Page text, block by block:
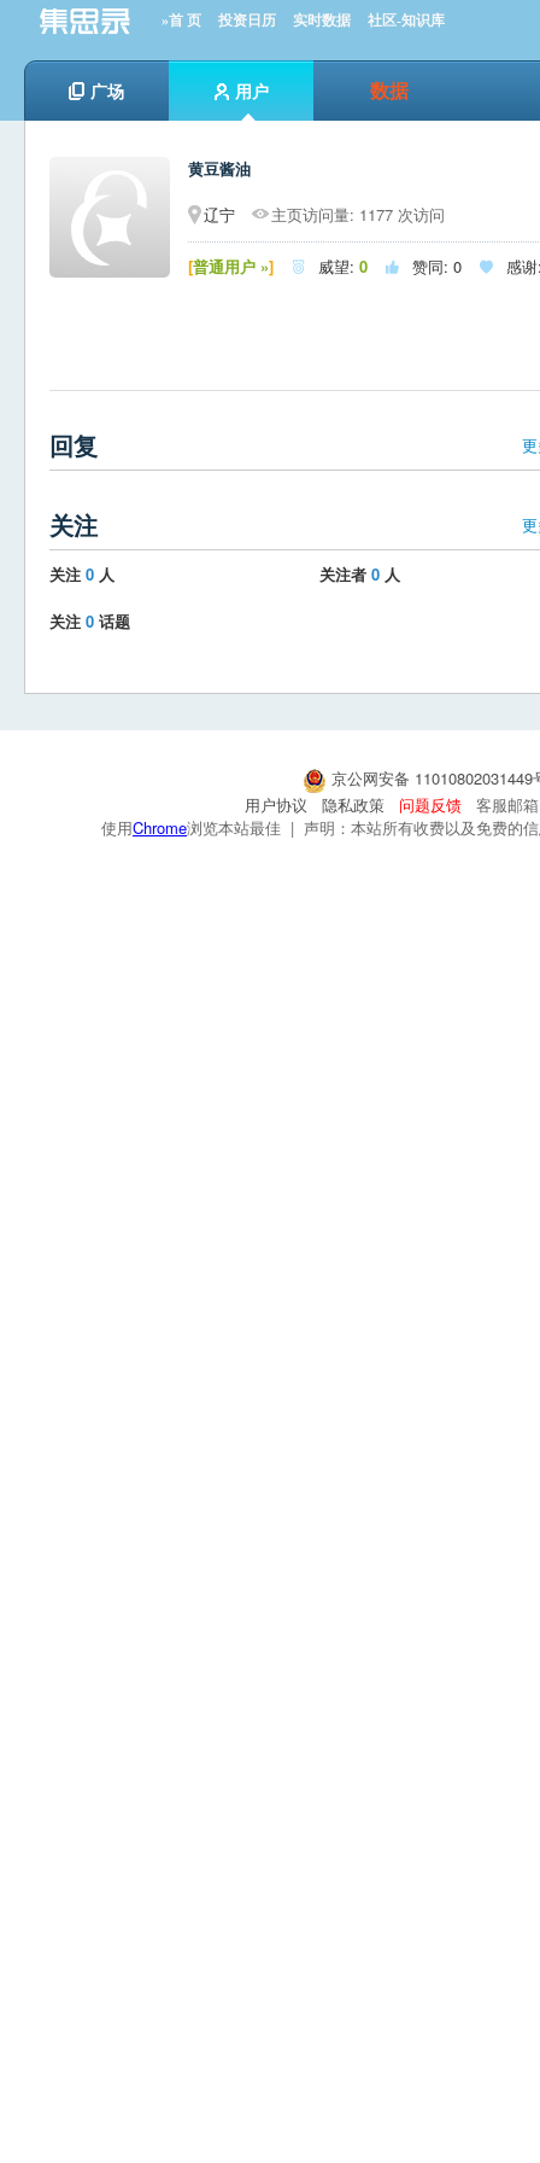
»首 页 投资日历 实时数据 社区-知识库
广场 用户 数据
黄豆酱油
辽宁
主页访问量: 1177 次访问
[普通用户 »]  威望: 0  赞同: 0  感
回复
关注
关注 0 人 关注者 0 人
关注 0 话题
京公网安备
用户协议
隐私政策 问题反馈
客服邮
使用Chrome浏览本站最佳 | 声明：本站所有收费以及免费的